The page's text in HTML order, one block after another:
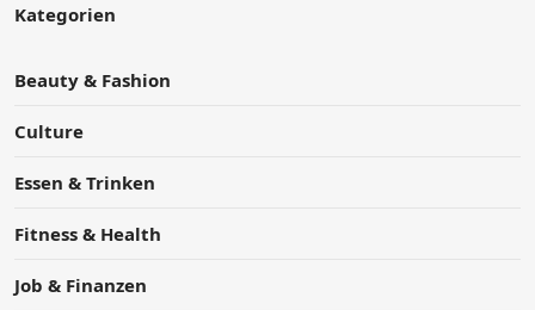
Kategorien
Beauty & Fashion
Culture
Essen & Trinken
Fitness & Health
Job & Finanzen